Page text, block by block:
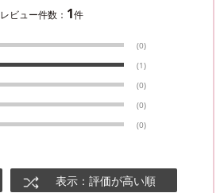
レビュー件数： 1件
(0)
(1)
(0)
(0)
(0)
表示：評価が高い順